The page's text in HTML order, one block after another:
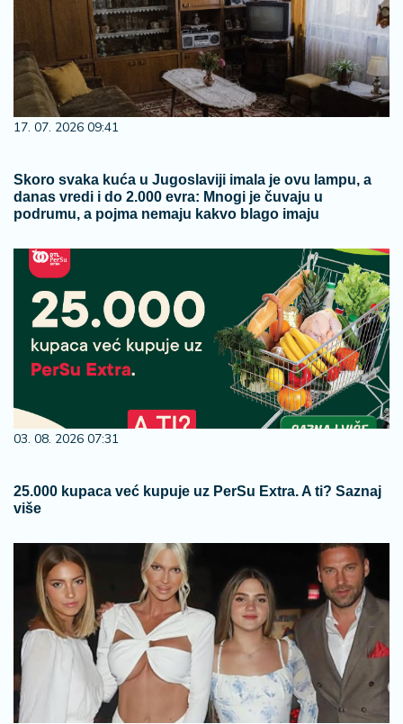
17. 07. 2026 09:41
Skoro svaka kuća u Jugoslaviji imala je ovu lampu, a
danas vredi i do 2.000 evra: Mnogi je čuvaju u
podrumu, a pojma nemaju kakvo blago imaju
03. 08. 2026 07:31
25.000 kupaca već kupuje uz PerSu Extra. A ti? Saznaj
više